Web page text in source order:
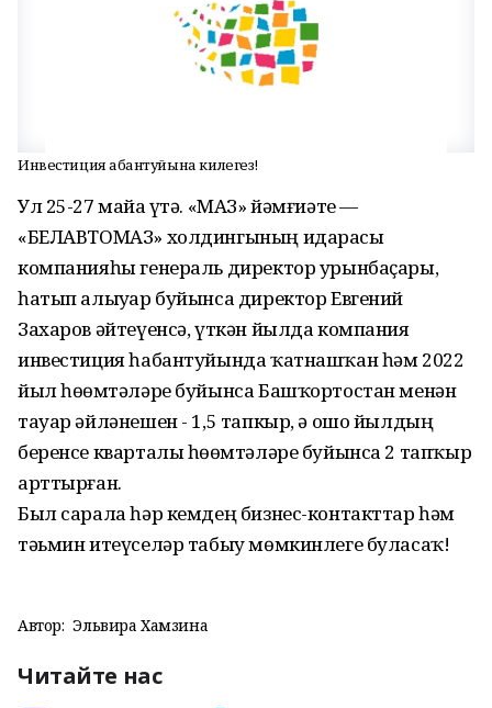
Инвестиция һабантуйына килегез!
Ул 25-27 майҙа үтә. «МАЗ» йәмғиәте —
«БЕЛАВТОМАЗ» холдингының идарасы
компанияһы генераль директор урынбаҫары,
һатып алыуҙар буйынса директор Евгений
Захаров әйтеүенсә, үткән йылда компания
инвестиция һабантуйында ҡатнашҡан һәм 2022
йыл һөҙөмтәләре буйынса Башҡортостан менән
тауар әйләнешен - 1,5 тапкыр, ә ошо йылдың
беренсе кварталы һөҙөмтәләре буйынса 2 тапҡыр
арттырған.
Был сарала һәр кемдең бизнес-контакттар һәм
тәьмин итеүселәр табыу мөмкинлеге буласаҡ!
Автор: Эльвира Хамзина
Читайте нас